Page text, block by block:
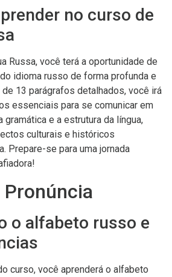
no curso de
Russa, você terá a oportunidade de
idioma russo de forma profunda e
13 parágrafos detalhados, você irá
essenciais para se comunicar em
gramática e a estrutura da língua,
culturais e históricos
Prepare-se para uma jornada
o alfabeto russo e
curso, você aprenderá o alfabeto